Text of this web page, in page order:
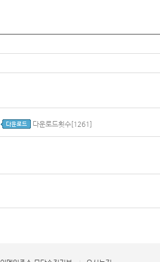
다운로드횟수[1261]